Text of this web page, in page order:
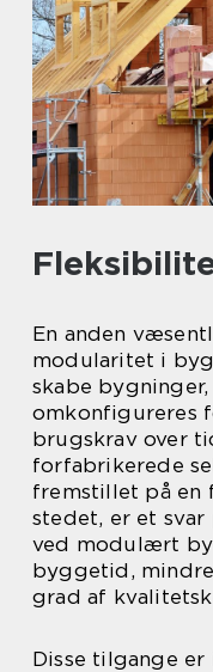
En anden
modularitet i
skabe
omkonfigureres
brugskrav over
forfabrikerede
fremstillet på en
stedet, er et
ved modulært
byggetid,
grad af
Disse tilgange